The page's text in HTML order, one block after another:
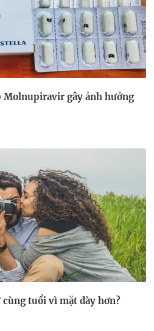
Molnupiravir gây ảnh hưởng
tuổi vì mặt dày hơn?